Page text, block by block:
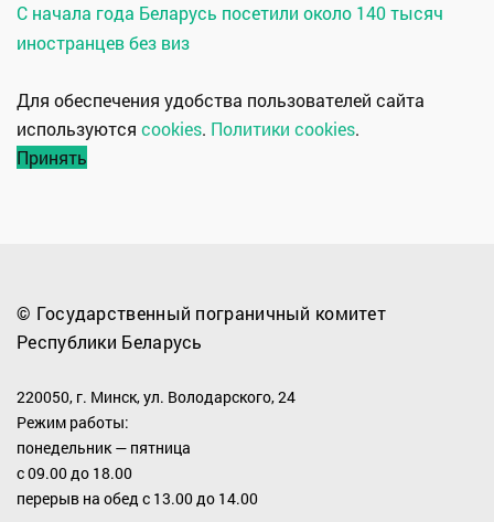
С начала года Беларусь посетили около 140 тысяч
иностранцев без виз
Для обеспечения удобства пользователей сайта
используются cookies. Политики cookies.
Принять
© Государственный пограничный комитет
Республики Беларусь
220050, г. Минск, ул. Володарского, 24
Режим работы:
понедельник — пятница
с 09.00 до 18.00
перерыв на обед с 13.00 до 14.00